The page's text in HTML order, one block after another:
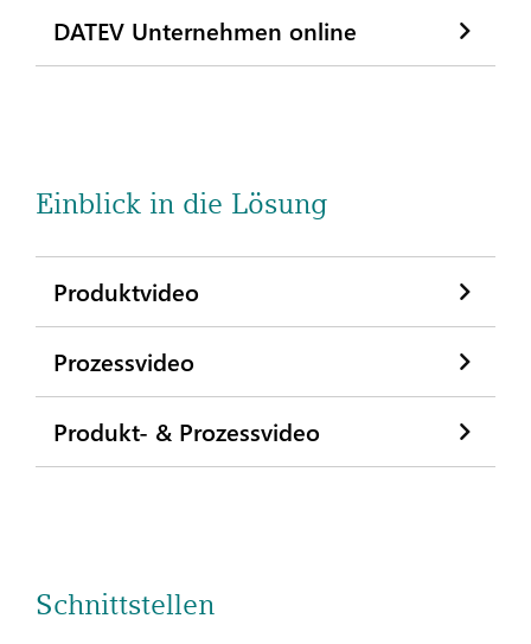
DATEV Unternehmen online
Einblick in die Lösung
Produktvideo
Prozessvideo
Produkt- & Prozessvideo
Schnittstellen